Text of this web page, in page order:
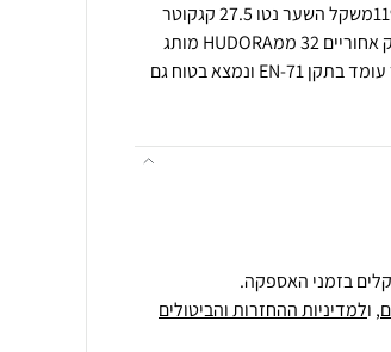
סממשקל קרטון 30 קגמידות קרטון בסמ 119.5X49X18משקל השער נטו 27.5 קגקוטר
העמודים והקורות של השער 75 ממקוטר קורות חיזוק אחוריים 32 ממHUDORA מותג
גרמני עם בקרת איכות בסטנדרטיים אירופאיםהשער עומד בתקן EN-71 ונמצא בטוח גם
קלים בזמני האספקה.
, ולמדיניות ההחזרות והביטולים